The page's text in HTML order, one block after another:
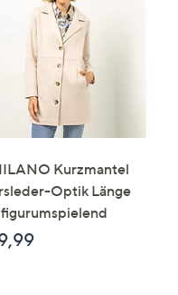
Kurzmantel
Optik Länge